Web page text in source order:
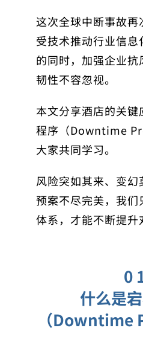
这次全球中断事故再
受技术推动行业信
的同时，加强企业
韧性不容忽视。
本文分享酒店的关
程序（Downtime
大家共同学习。
风险突如其来、变
预案不尽完美，我们
体系，才能不断提升
0
什么是
（Downtime